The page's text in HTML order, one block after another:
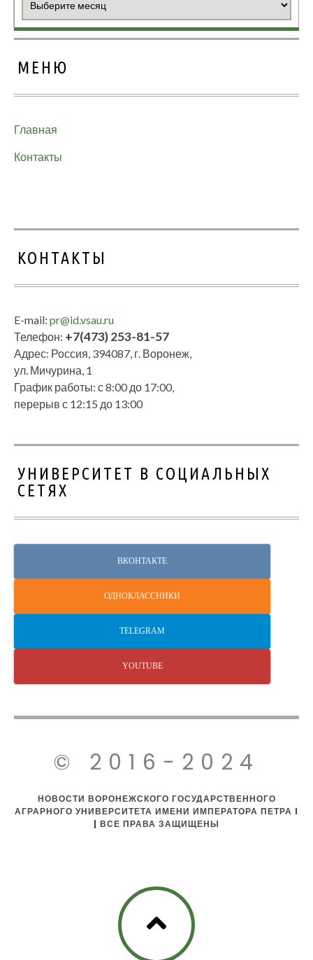
МЕНЮ
Главная
Контакты
КОНТАКТЫ
E-mail: pr@id.vsau.ru
Телефон: +7(473) 253-81-57
Адрес: Россия, 394087, г. Воронеж,
ул. Мичурина, 1
График работы: с 8:00 до 17:00,
перерыв с 12:15 до 13:00
УНИВЕРСИТЕТ В СОЦИАЛЬНЫХ
СЕТЯХ
ВКОНТАКТЕ
ОДНОКЛАССНИКИ
TELEGRAM
YOUTUBE
© 2016-2024
НОВОСТИ ВОРОНЕЖСКОГО ГОСУДАРСТВЕННОГО
АГРАРНОГО УНИВЕРСИТЕТА ИМЕНИ ИМПЕРАТОРА ПЕТРА I
| ВСЕ ПРАВА ЗАЩИЩЕНЫ